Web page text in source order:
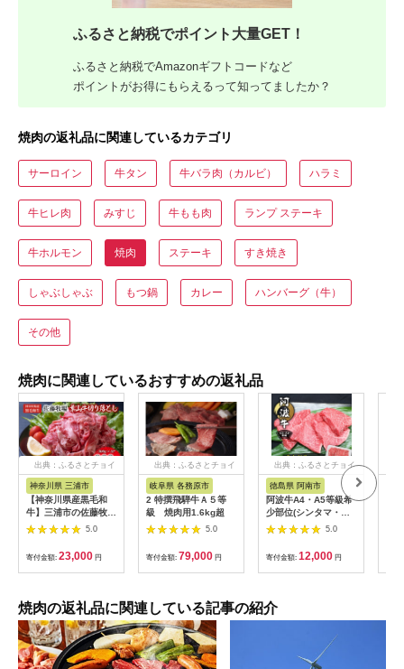
ふるさと納税でポイント大量GET！
ふるさと納税でAmazonギフトコードなど
ポイントがお得にもらえるって知ってましたか？
焼肉の返礼品に関連しているカテゴリ
サーロイン 牛タン 牛バラ肉（カルビ） ハラミ
牛ヒレ肉 みすじ 牛もも肉 ランプ ステーキ
牛ホルモン 焼肉 ステーキ すき焼き
しゃぶしゃぶ もつ鍋 カレー ハンバーグ（牛）
その他
焼肉に関連しているおすすめの返礼品
出典：ふるさとチョイ
神奈川県 三浦市
【神奈川県産黒毛和
牛】三浦市の佐藤牧場
が育てた葉山牛 切り
落とし3P M079-
5.0
寄付金額: 23,000 円
出典：ふるさとチョイ
岐阜県 各務原市
2 特撰飛騨牛Ａ５等
級 焼肉用1.6kg超
5.0
寄付金額: 79,000 円
出典：ふるさとチョイ
徳島県 阿南市
阿波牛A4・A5等級希
少部位(シンタマ・ラ
ンプ・カイノミ)焼肉
400g【1209463】
5.0
寄付金額: 12,000 円
焼肉の返礼品に関連している記事の紹介